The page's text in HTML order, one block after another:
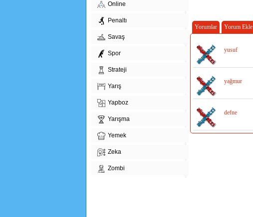
Online
Penaltı
Savaş
Spor
Strateji
Yarış
Yapboz
Yarışma
Yemek
Zeka
Zombi
Yorumlar Yorum Ekle
yusuf
yağmur
defne